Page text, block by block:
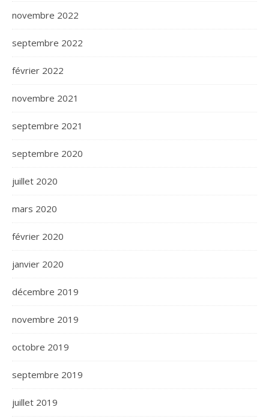
novembre 2022
septembre 2022
février 2022
novembre 2021
septembre 2021
septembre 2020
juillet 2020
mars 2020
février 2020
janvier 2020
décembre 2019
novembre 2019
octobre 2019
septembre 2019
juillet 2019